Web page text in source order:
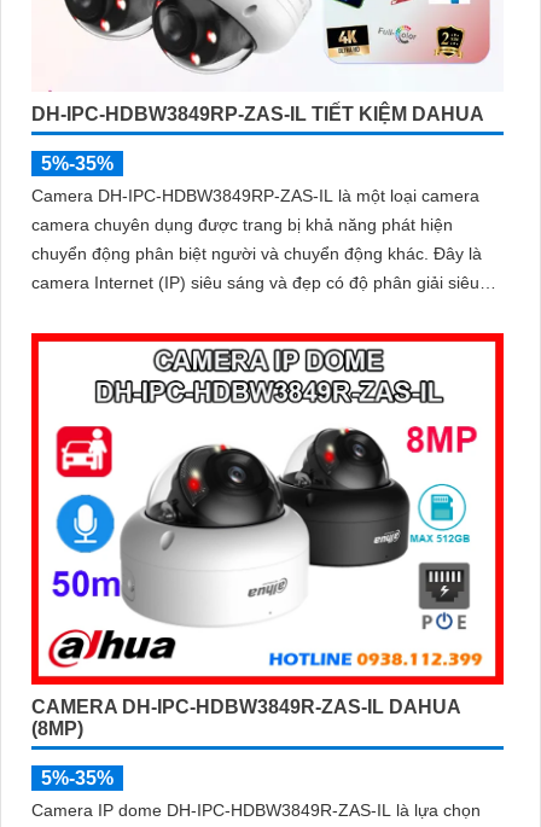
DH-IPC-HDBW3849RP-ZAS-IL TIẾT KIỆM DAHUA
5%-35%
Camera DH-IPC-HDBW3849RP-ZAS-IL là một loại camera
camera chuyên dụng được trang bị khả năng phát hiện
chuyển động phân biệt người và chuyển động khác. Đây là
camera Internet (IP) siêu sáng và đẹp có độ phân giải siêu
CAMERA DH-IPC-HDBW3849R-ZAS-IL DAHUA
(8MP)
5%-35%
Camera IP dome DH-IPC-HDBW3849R-ZAS-IL là lựa chọn